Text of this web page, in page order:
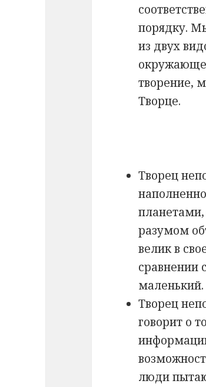
порядку.
из двух
творение,
Творце.
Творец
разумом
велик в
сравнении
маленький.
Творец
говорит о
люди